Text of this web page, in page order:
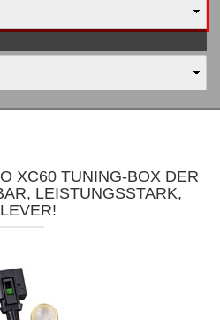
XC60 TUNING-BOX DER
LEISTUNGSSTARK,